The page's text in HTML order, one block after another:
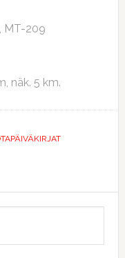
MT-209
näk. 5 km.